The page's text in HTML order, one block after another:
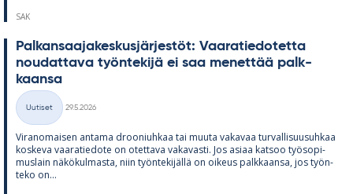
SAK
Pal­kan­saa­ja­kes­kus­jär­jes­töt: Vaa­ra­tie­do­tetta
nou­dat­tava työn­te­kijä ei saa me­net­tää palk­
kaansa
Kategoriat
Uutiset
29.5.2026
Vi­ran­omai­sen an­tama droo­niuh­kaa tai muuta va­ka­vaa tur­val­li­suusuh­kaa
kos­keva vaa­ra­tie­dote on otet­tava va­ka­vasti. Jos asiaa kat­soo työ­so­pi­
mus­lain nä­kö­kul­masta, niin työn­te­ki­jällä on oi­keus palk­kaansa, jos työn­
teko on...